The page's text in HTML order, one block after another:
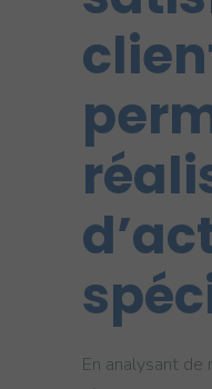
En analysant